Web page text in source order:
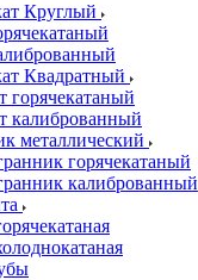
Круглый
Квадратный
горячекатаный
калиброванный
металлический
горячекатаный
калиброванный